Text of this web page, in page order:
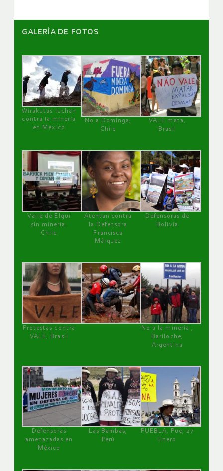
GALERÌA DE FOTOS
Wirakutas luchan
contra la minería
en México
No a Dominga,
Chile
VALE mata,
Brasil
Valle de Elqui
sin minería.
Chile
Atentan contra
la Defensora
Francisca
Márquez
Defensoras de
Bolivia
Protestas contra
VALE, Brasil
No a la minería ,
Bariloche,
Argentina
Defensoras
amenazadas en
México
Las Bambas,
Perú
PUEBLA, Pue, 27
Enero